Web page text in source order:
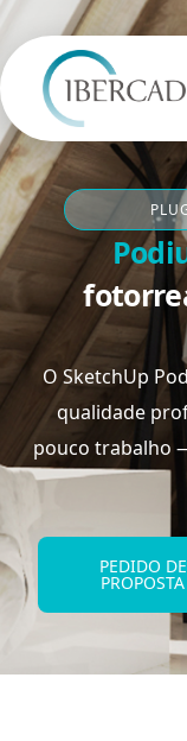
O SketchUp
qualidade
pouco trabalho
PEDIDO DE
PROPOSTA